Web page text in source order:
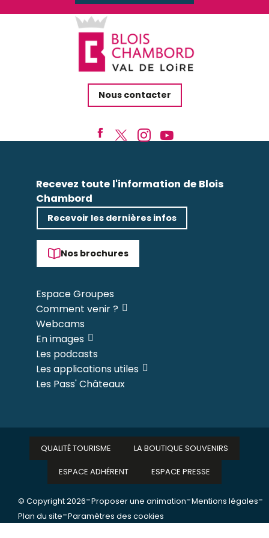
Nous contacter
Recevez toute l'information de Blois
Chambord
Recevoir les dernières infos
Nos brochures
Espace Groupes
Comment venir ?
Webcams
En images
Les podcasts
Les applications utiles
Les Pass' Châteaux
© Copyright 2026-Proposer une animation-Mentions légales-
Plan du site-Paramètres des cookies
QUALITÉ TOURISME LA BOUTIQUE SOUVENIRS
ESPACE ADHÉRENT ESPACE PRESSE